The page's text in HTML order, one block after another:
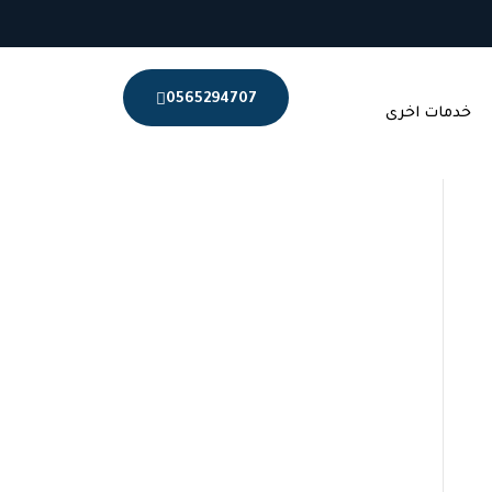
خدمات اخرى
0565294707